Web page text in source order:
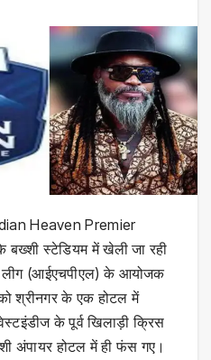
Heaven Premier
स्टेडियम में खेली जा रही
लीग (आईएचपीएल) के आयोजक
श्रीनगर के एक होटल में
के पूर्व खिलाड़ी क्रिस
अंपायर होटल में ही फंस गए।